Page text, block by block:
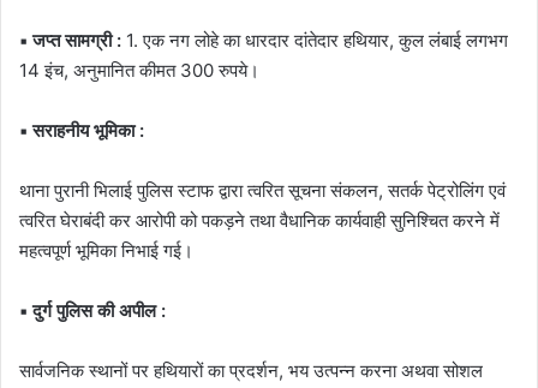
▪️ जप्त सामग्री : 1. एक नग लोहे का धारदार दांतेदार हथियार, कुल लंबाई लगभग
14 इंच, अनुमानित कीमत 300 रुपये।
▪️ सराहनीय भूमिका :
थाना पुरानी भिलाई पुलिस स्टाफ द्वारा त्वरित सूचना संकलन, सतर्क पेट्रोलिंग एवं
त्वरित घेराबंदी कर आरोपी को पकड़ने तथा वैधानिक कार्यवाही सुनिश्चित करने में
महत्वपूर्ण भूमिका निभाई गई।
▪️ दुर्ग पुलिस की अपील :
सार्वजनिक स्थानों पर हथियारों का प्रदर्शन, भय उत्पन्न करना अथवा सोशल